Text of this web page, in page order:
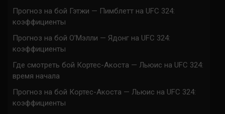
Прогноз на бой Гэтжи — Пимблетт на UFC 324:
коэффициенты
Прогноз на бой О’Мэлли — Ядонг на UFC 324:
коэффициенты
Где смотреть бой Кортес-Акоста — Льюис на UFC 324:
время начала
Прогноз на бой Кортес-Акоста — Льюис на UFC 324:
коэффициенты